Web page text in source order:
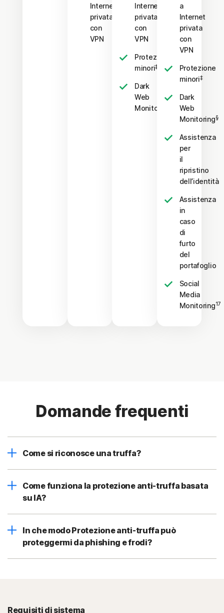
Internet
privata
con
VPN
Internet
privata
con
VPN
Protezione
minori‡
Dark
Web
Monitoring
a
Internet
privata
con
VPN
Protezione
minori‡
Dark
Web
Monitoring§
Assistenza
per
il
ripristino
dell’identità
Assistenza
in
caso
di
furto
del
portafoglio
Social
Media
Monitoring17
Domande frequenti
Come si riconosce una truffa?
Come funziona la protezione anti-truffa basata
su IA?
In che modo Protezione anti-truffa può
proteggermi da phishing e frodi?
Requisiti di sistema